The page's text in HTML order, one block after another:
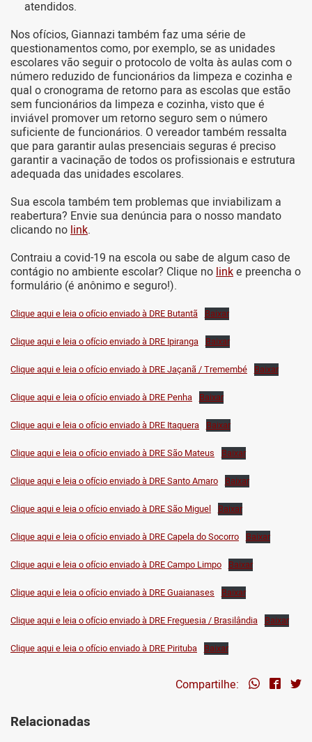
atendidos.
Nos ofícios, Giannazi também faz uma série de
questionamentos como, por exemplo, se as unidades
escolares vão seguir o protocolo de volta às aulas com o
número reduzido de funcionários da limpeza e cozinha e
qual o cronograma de retorno para as escolas que estão
sem funcionários da limpeza e cozinha, visto que é
inviável promover um retorno seguro sem o número
suficiente de funcionários. O vereador também ressalta
que para garantir aulas presenciais seguras é preciso
garantir a vacinação de todos os profissionais e estrutura
adequada das unidades escolares.
Sua escola também tem problemas que inviabilizam a
reabertura? Envie sua denúncia para o nosso mandato
clicando nolink.
Contraiu a covid-19 na escola ou sabe de algum caso de
contágio no ambiente escolar? Clique nolinke preencha o
formulário (é anônimo e seguro!).
Clique aqui e leia o ofício enviado à DRE Butantã Baixar
Clique aqui e leia o ofício enviado à DRE Ipiranga Baixar
Clique aqui e leia o ofício enviado à DRE Jaçanã / Tremembé Baixar
Clique aqui e leia o ofício enviado à DRE Penha Baixar
Clique aqui e leia o ofício enviado à DRE Itaquera Baixar
Clique aqui e leia o ofício enviado à DRE São Mateus Baixar
Clique aqui e leia o ofício enviado à DRE Santo Amaro Baixar
Clique aqui e leia o ofício enviado à DRE São Miguel Baixar
Clique aqui e leia o ofício enviado à DRE Capela do Socorro Baixar
Clique aqui e leia o ofício enviado à DRE Campo Limpo Baixar
Clique aqui e leia o ofício enviado à DRE Guaianases Baixar
Clique aqui e leia o ofício enviado à DRE Freguesia / Brasilândia Baixar
Clique aqui e leia o ofício enviado à DRE Pirituba Baixar
Compartilhe:
Relacionadas